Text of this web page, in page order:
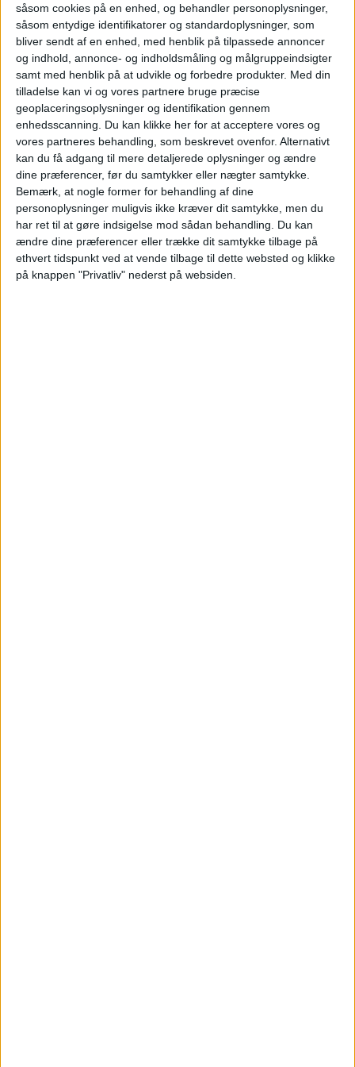
såsom cookies på en enhed, og behandler personoplysninger,
såsom entydige identifikatorer og standardoplysninger, som
bliver sendt af en enhed, med henblik på tilpassede annoncer
og indhold, annonce- og indholdsmåling og målgruppeindsigter
samt med henblik på at udvikle og forbedre produkter. Med din
tilladelse kan vi og vores partnere bruge præcise
geoplaceringsoplysninger og identifikation gennem
enhedsscanning. Du kan klikke her for at acceptere vores og
vores partneres behandling, som beskrevet ovenfor. Alternativt
kan du få adgang til mere detaljerede oplysninger og ændre
dine præferencer, før du samtykker eller nægter samtykke.
Bemærk, at nogle former for behandling af dine
personoplysninger muligvis ikke kræver dit samtykke, men du
har ret til at gøre indsigelse mod sådan behandling.
Du kan
ændre dine præferencer eller trække dit samtykke tilbage på
ethvert tidspunkt ved at vende tilbage til dette websted og klikke
på knappen "Privatliv" nederst på websiden.
langsom om at vise sig. Fremskrivninger viser,
at bemandingen på faciliteterne i New York
ikke vil nå et acceptabelt niveau før udgangen
af 2026.
ANNONCE
Ifølge Reuters kan Uniteds problemer i Newark
bane vejen for et nyt partnerskab med JetBlue
– et træk, der potentielt ville give United
adgang til eftertragtede start- og
landingspladser på JFK, en lufthavn, som
virksomheden forlod i 2022.